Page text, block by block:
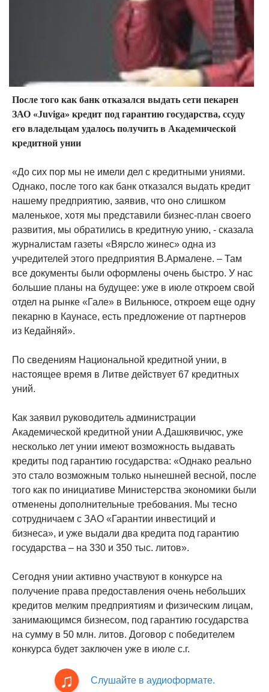
После того как банк отказался выдать сети пекарен
ЗАО «Juviga» кредит под гарантию государства, ссуду
его владельцам удалось получить в Академической
кредитной унии
«До сих пор мы не имели дел с кредитными униями.
Однако, после того как банк отказался выдать кредит
нашему предприятию, заявив, что оно слишком
маленькое, хотя мы представили бизнес-план своего
развития, мы обратились в кредитную унию, - сказала
журналистам газеты «Вярсло жинес» одна из
учредителей этого предприятия В.Армалене. – Там
все документы были оформлены очень быстро. У нас
большие планы на будущее: уже в июле откроем свой
отдел на рынке «Гале» в Вильнюсе, откроем еще одну
пекарню в Каунасе, есть предложение от партнеров
из Кедайняй».
По сведениям Национальной кредитной унии, в
настоящее время в Литве действует 67 кредитных
уний.
Как заявил руководитель администрации
Академической кредитной унии А.Дашкявичюс, уже
несколько лет унии имеют возможность выдавать
кредиты под гарантию государства: «Однако реально
это стало возможным только нынешней весной, после
того как по инициативе Министерства экономики были
отменены дополнительные требования. Мы тесно
сотрудничаем с ЗАО «Гарантии инвестиций и
бизнеса», и уже выдали два кредита под гарантию
государства – на 330 и 350 тыс. литов».
Сегодня унии активно участвуют в конкурсе на
получение права предоставления очень небольших
кредитов мелким предприятиям и физическим лицам,
занимающимся бизнесом, под гарантию государства
на сумму в 50 млн. литов. Договор с победителем
конкурса будет заключен уже в июле с.г.
Слушайте в аудиоформате.